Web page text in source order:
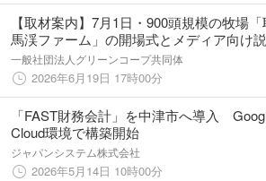
【取材案内】7月1日・900頭規模の牧場
馬渓ファーム」の開場式とメディア向け説
明・見学会を実施
一般社団法人グリーンコープ共同体
2026年6月19日 17時00分
「FAST財務会計」を中津市へ導入
Cloud環境で構築開始
ジャパンシステム株式会社
2026年5月14日 10時00分